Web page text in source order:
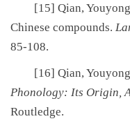
[15] Qian,
Chinese compounds.
85-108.
[16] Qian,
Phonology: Its Origin,
Routledge.